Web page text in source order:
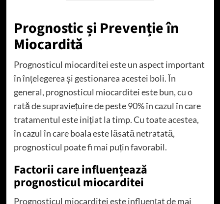
Prognostic și Prevenție în
Miocardită
Prognosticul miocarditei este un aspect important
în înțelegerea și gestionarea acestei boli. În
general, prognosticul miocarditei este bun, cu o
rată de supraviețuire de peste 90% în cazul în care
tratamentul este inițiat la timp. Cu toate acestea,
în cazul în care boala este lăsată netratată,
prognosticul poate fi mai puțin favorabil.
Factorii care influențează
prognosticul miocarditei
Prognosticul miocarditei este influențat de mai